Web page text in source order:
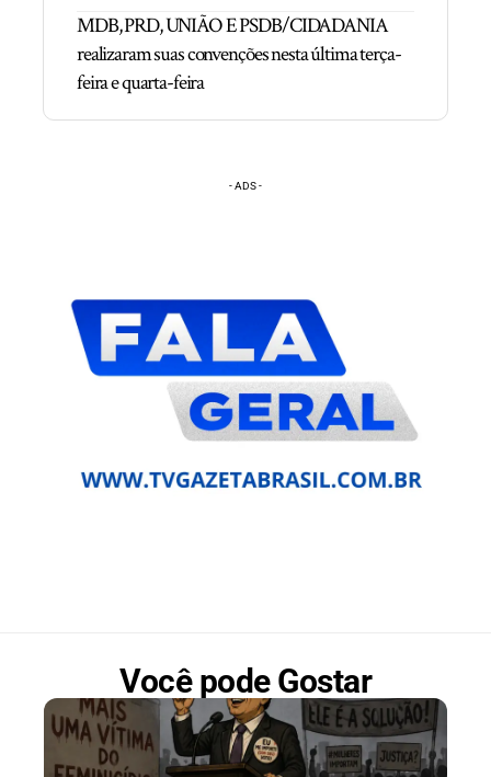
MDB, PRD, UNIÃO E PSDB/CIDADANIA
realizaram suas convenções nesta última terça-
feira e quarta-feira
- ADS -
Você pode Gostar